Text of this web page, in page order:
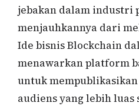
jebakan dalam industri
menjauhkannya dari
Ide bisnis Blockchain
menawarkan platform
untuk
audiens yang lebih